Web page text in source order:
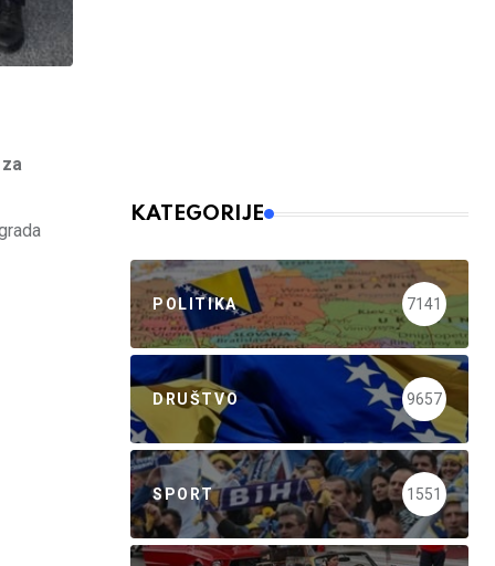
KATEGORIJE
POLITIKA 7141
DRUŠTVO 9657
SPORT 1551